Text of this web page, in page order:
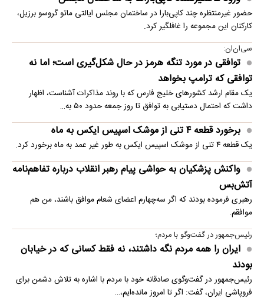
حضور غیرمنتظره چند کاپی‌بارا در ساختمان مجلس ایالتی ماتو گروسو برزیل،
کارکنان این مجموعه را غافلگیر کرد.
سی‌ان‌ان:
توافقی در مورد تنگه هرمز در حال شکل‌گیری است؛ اما نه
توافقی که ترامپ بخواهد
یک مقام ارشد کشورهای خلیج فارس که با روند مذاکرات آشناست، اظهار
داشت که احتمال دستیابی به توافق تا روز جمعه حدود ۵۰ به…
برخورد قطعه ۴ تنی از موشک اسپیس ایکس به ماه
یک قطعه ۴ تنی از موشک اسپیس ایکس به طور غیر عمد به ماه برخورد کرد.
واکنش پزشکیان به حواشی پیام رهبر انقلاب درباره تفاهم‌نامه
آتش‌بس
رهبری فرموده بودند که اگر سه‌چهارم اعضای شعام موافق باشند، من هم
موافقم.
رئیس‌جمهور در گفت‌وگو با مردم؛
ایران را همه مردم نگه داشتند، نه فقط کسانی که در خیابان
بودند
رئیس‌جمهور در گفت‌وگوی صادقانه خود با مردم با اشاره به تلاش دشمن برای
فروپاشی ایران، گفت: اگر تا امروز مانده‌ایم،…